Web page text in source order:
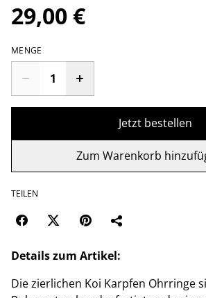
29,00 €
MENGE
Jetzt bestellen
Zum Warenkorb
TEILEN
Details zum Artikel:
Die zierlichen Koi Karpfen Ohrringe